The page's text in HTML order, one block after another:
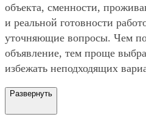
объекта, сменности,
и реальной готовности
уточняющие вопросы. Чем
объявление, тем проще
избежать неподходящих
Развернуть